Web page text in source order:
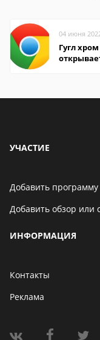
04 июня
Гугл
УЧАСТИЕ
Добавить программу
Добавить обзор или
ИНФОРМАЦИЯ
Контакты
Реклама